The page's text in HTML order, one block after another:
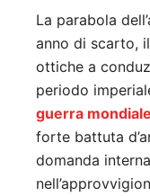
La parabola
anno di scarto,
ottiche a
periodo
guerra mondiale
forte battuta
domanda